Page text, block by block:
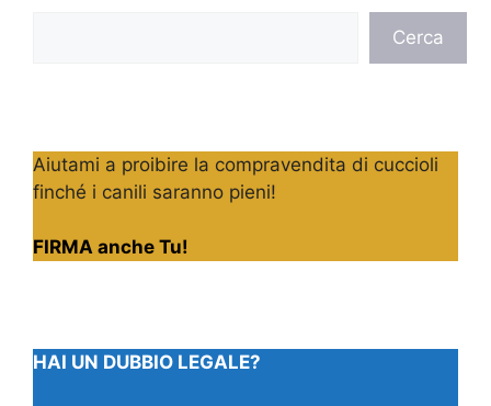
Cerca
Aiutami a proibire la compravendita di cuccioli
finché i canili saranno pieni!
FIRMA anche Tu!
HAI UN DUBBIO LEGALE?